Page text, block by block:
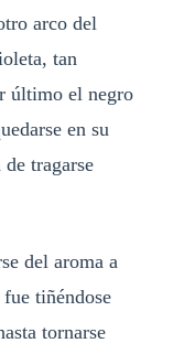
arco del
tan
último el negro
en su
tragarse
del aroma a
tiñéndose
tornarse